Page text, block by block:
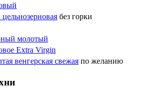
без горки
молотый
Extra Virgin
венгерская свежая по желанию